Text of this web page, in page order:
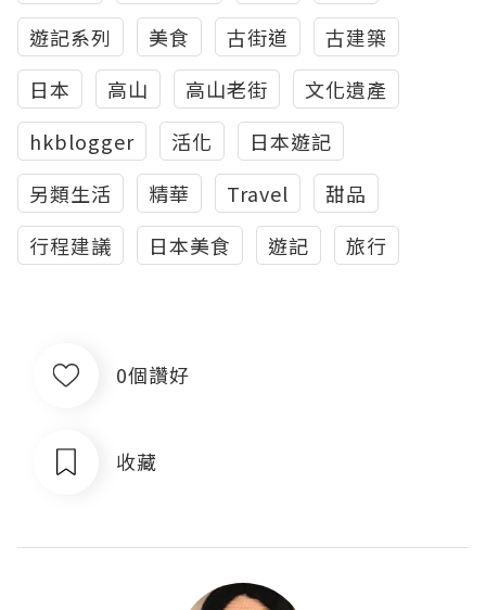
遊記系列
美食 古街道
古建築
日本
高山 高山老街
文化遺產
hkblogger
活化
日本遊記
另類生活
精華 Travel
甜品
行程建議
日本美食 遊記 旅行
0個讚好
收藏